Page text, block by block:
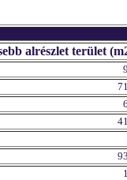
alrészlet terület